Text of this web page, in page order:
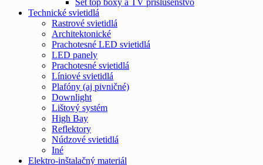
Technické svietidlá
Rastrové svietidlá
Architektonické
Prachotesné LED svietidlá
LED panely
Prachotesné svietidlá
Líniové svietidlá
Plafóny (aj pivničné)
Downlight
Lištový systém
High Bay
Reflektory
Núdzové svietidlá
Iné
Elektro-inštalačný materiál